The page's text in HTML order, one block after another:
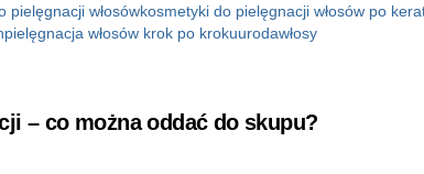
pielęgnacji włosówkosmetyki do pielęgnacji włosów po
pielęgnacja włosów krok po krokuurodawłosy
– co można oddać do skupu?